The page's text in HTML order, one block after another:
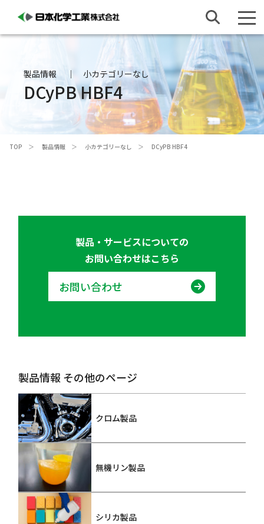
製品情報 小カテゴリーなし
DCyPB HBF4
TOP 製品情報 小カテゴリーなし DCyPB HBF4
製品・サービスについての
お問い合わせはこちら
お問い合わせ
製品情報 その他のページ
クロム製品
無機リン製品
シリカ製品